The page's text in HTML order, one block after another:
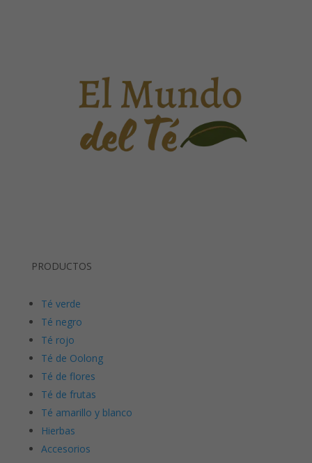
PRODUCTOS
Té verde
Té negro
Té rojo
Té de Oolong
Té de flores
Té de frutas
Té amarillo y blanco
Hierbas
Accesorios